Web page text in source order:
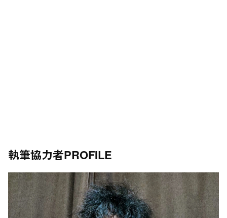
執筆協力者PROFILE